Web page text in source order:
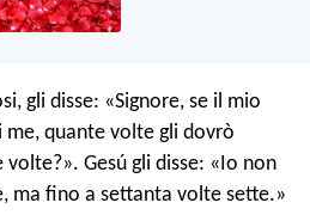
gli disse: «Signore, se il mio
quante volte gli dovrò
Gesú gli disse: «Io non
ma fino a settanta volte sette.»